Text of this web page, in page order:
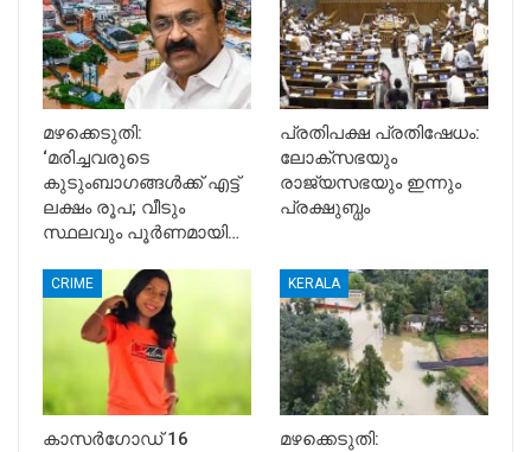
മഴക്കെടുതി:
‘മരിച്ചവരുടെ
കുടുംബാഗങ്ങൾക്ക് എട്ട്
ലക്ഷം രൂപ; വീടും
സ്ഥലവും പൂർണമായി…
പ്രതിപക്ഷ പ്രതിഷേധം:
ലോക്സഭയും
രാജ്യസഭയും ഇന്നും
പ്രക്ഷുബ്ധം
CRIME
കാസർഗോഡ് 16
KERALA
മഴക്കെടുതി: